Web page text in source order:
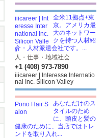
全米11拠点+東
京。アメリカ最
大のネットワー
クを持つ人材紹
介・人材派遣会社です。...
人・仕事・地域社会
+1 (408) 973-7890
iiicareer | Interesse Internatio
nal Inc. Silicon Valley
あなただけのス
タイルのため
に、頭皮と髪の
健康のために、当店ではトレ
ンドを取り入れ...